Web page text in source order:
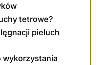
tetrowe?
pieluch
wykorzystania